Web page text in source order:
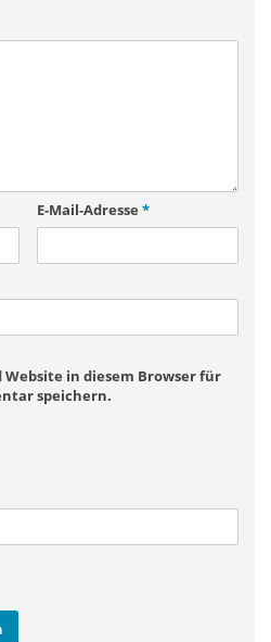
E-Mail-Adresse *
Website in diesem Browser für
speichern.